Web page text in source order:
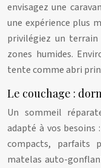
envisagez une
une expérience plus
privilégiez un
zones humides.
tente comme abri
Le couchage :
Un sommeil
adapté à vos
compacts, parfaits
matelas auto-